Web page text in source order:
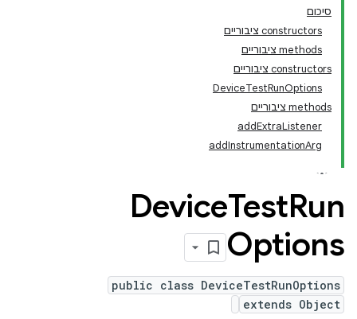
סיכום
‫constructors ציבוריים
‫methods ציבוריים
‫constructors ציבוריים
DeviceTestRunOptions
‫methods ציבוריים
addExtraListener
addInstrumentationArg
DeviceTestRun
Options
public class DeviceTestRunOptions
extends Object